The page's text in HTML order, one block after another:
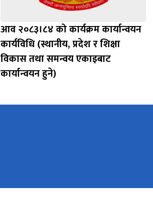
आव २०८३।८४ को कार्यक्रम कार्यान्वयन
कार्यविधि (स्थानीय, प्रदेश र शिक्षा
विकास तथा समन्वय एकाइबाट
कार्यान्वयन हुने)